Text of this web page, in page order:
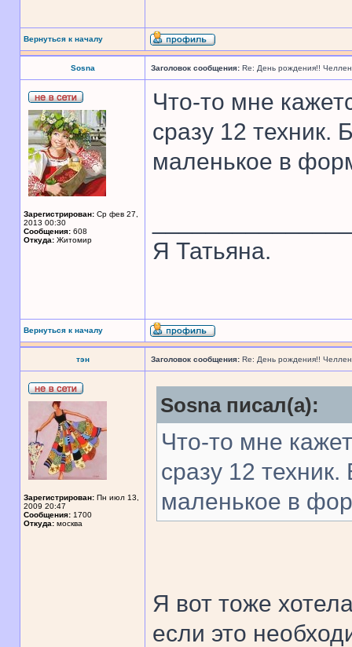
Вернуться к началу
Sosna Заголовок сообщения: Re: День рождения!!
Зарегистрирован: Ср фев 27,
2013 00:30
Сообщения: 608
Откуда: Житомир
Что-то мне
сразу 12 техник.
маленькое в
Я Татьяна.
Вернуться к началу
тэн Заголовок сообщения: Re: День рождения!!
Зарегистрирован: Пн июл 13,
2009 20:47
Сообщения: 1700
Откуда: москва
Sosna писал(а):
Что-то мне
сразу 12
маленькое в
Я вот тоже
если это